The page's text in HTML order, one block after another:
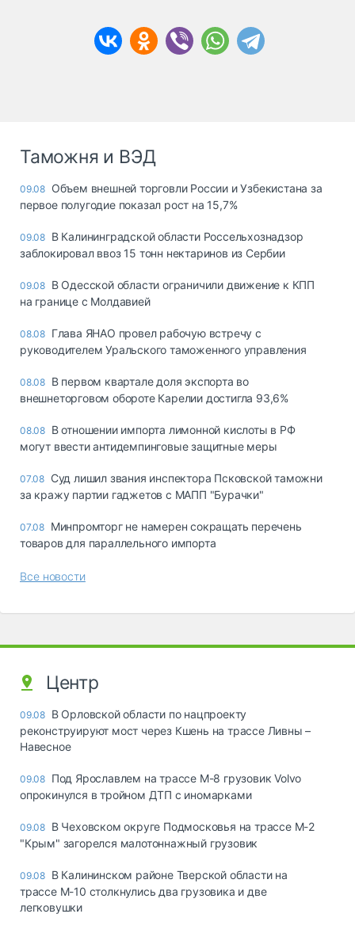
Таможня и ВЭД
09.08 Объем внешней торговли России и Узбекистана за
первое полугодие показал рост на 15,7%
09.08 В Калининградской области Россельхознадзор
заблокировал ввоз 15 тонн нектаринов из Сербии
09.08 В Одесской области ограничили движение к КПП
на границе с Молдавией
08.08 Глава ЯНАО провел рабочую встречу с
руководителем Уральского таможенного управления
08.08 В первом квартале доля экспорта во
внешнеторговом обороте Карелии достигла 93,6%
08.08 В отношении импорта лимонной кислоты в РФ
могут ввести антидемпинговые защитные меры
07.08 Суд лишил звания инспектора Псковской таможни
за кражу партии гаджетов с МАПП "Бурачки"
07.08 Минпромторг не намерен сокращать перечень
товаров для параллельного импорта
Все новости
Центр
09.08 В Орловской области по нацпроекту
реконструируют мост через Кшень на трассе Ливны –
Навесное
09.08 Под Ярославлем на трассе М-8 грузовик Volvo
опрокинулся в тройном ДТП с иномарками
09.08 В Чеховском округе Подмосковья на трассе М-2
"Крым" загорелся малотоннажный грузовик
09.08 В Калининском районе Тверской области на
трассе М-10 столкнулись два грузовика и две
легковушки